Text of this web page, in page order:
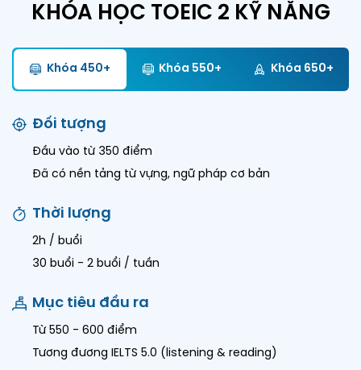
KHÓA HỌC TOEIC 2 KỸ NĂNG
Khóa 450+ Khóa 550+ Khóa 650+
Đối tượng
Đầu vào từ 350 điểm
Đã có nền tảng từ vựng, ngữ pháp cơ bản
Thời lượng
2h / buổi
30 buổi - 2 buổi / tuần
Mục tiêu đầu ra
Từ 550 - 600 điểm
Tương đương IELTS 5.0 (listening & reading)